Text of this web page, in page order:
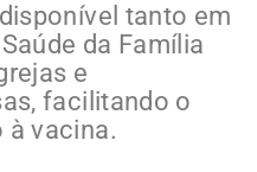
tanto em
da Família
e
facilitando o
à vacina.